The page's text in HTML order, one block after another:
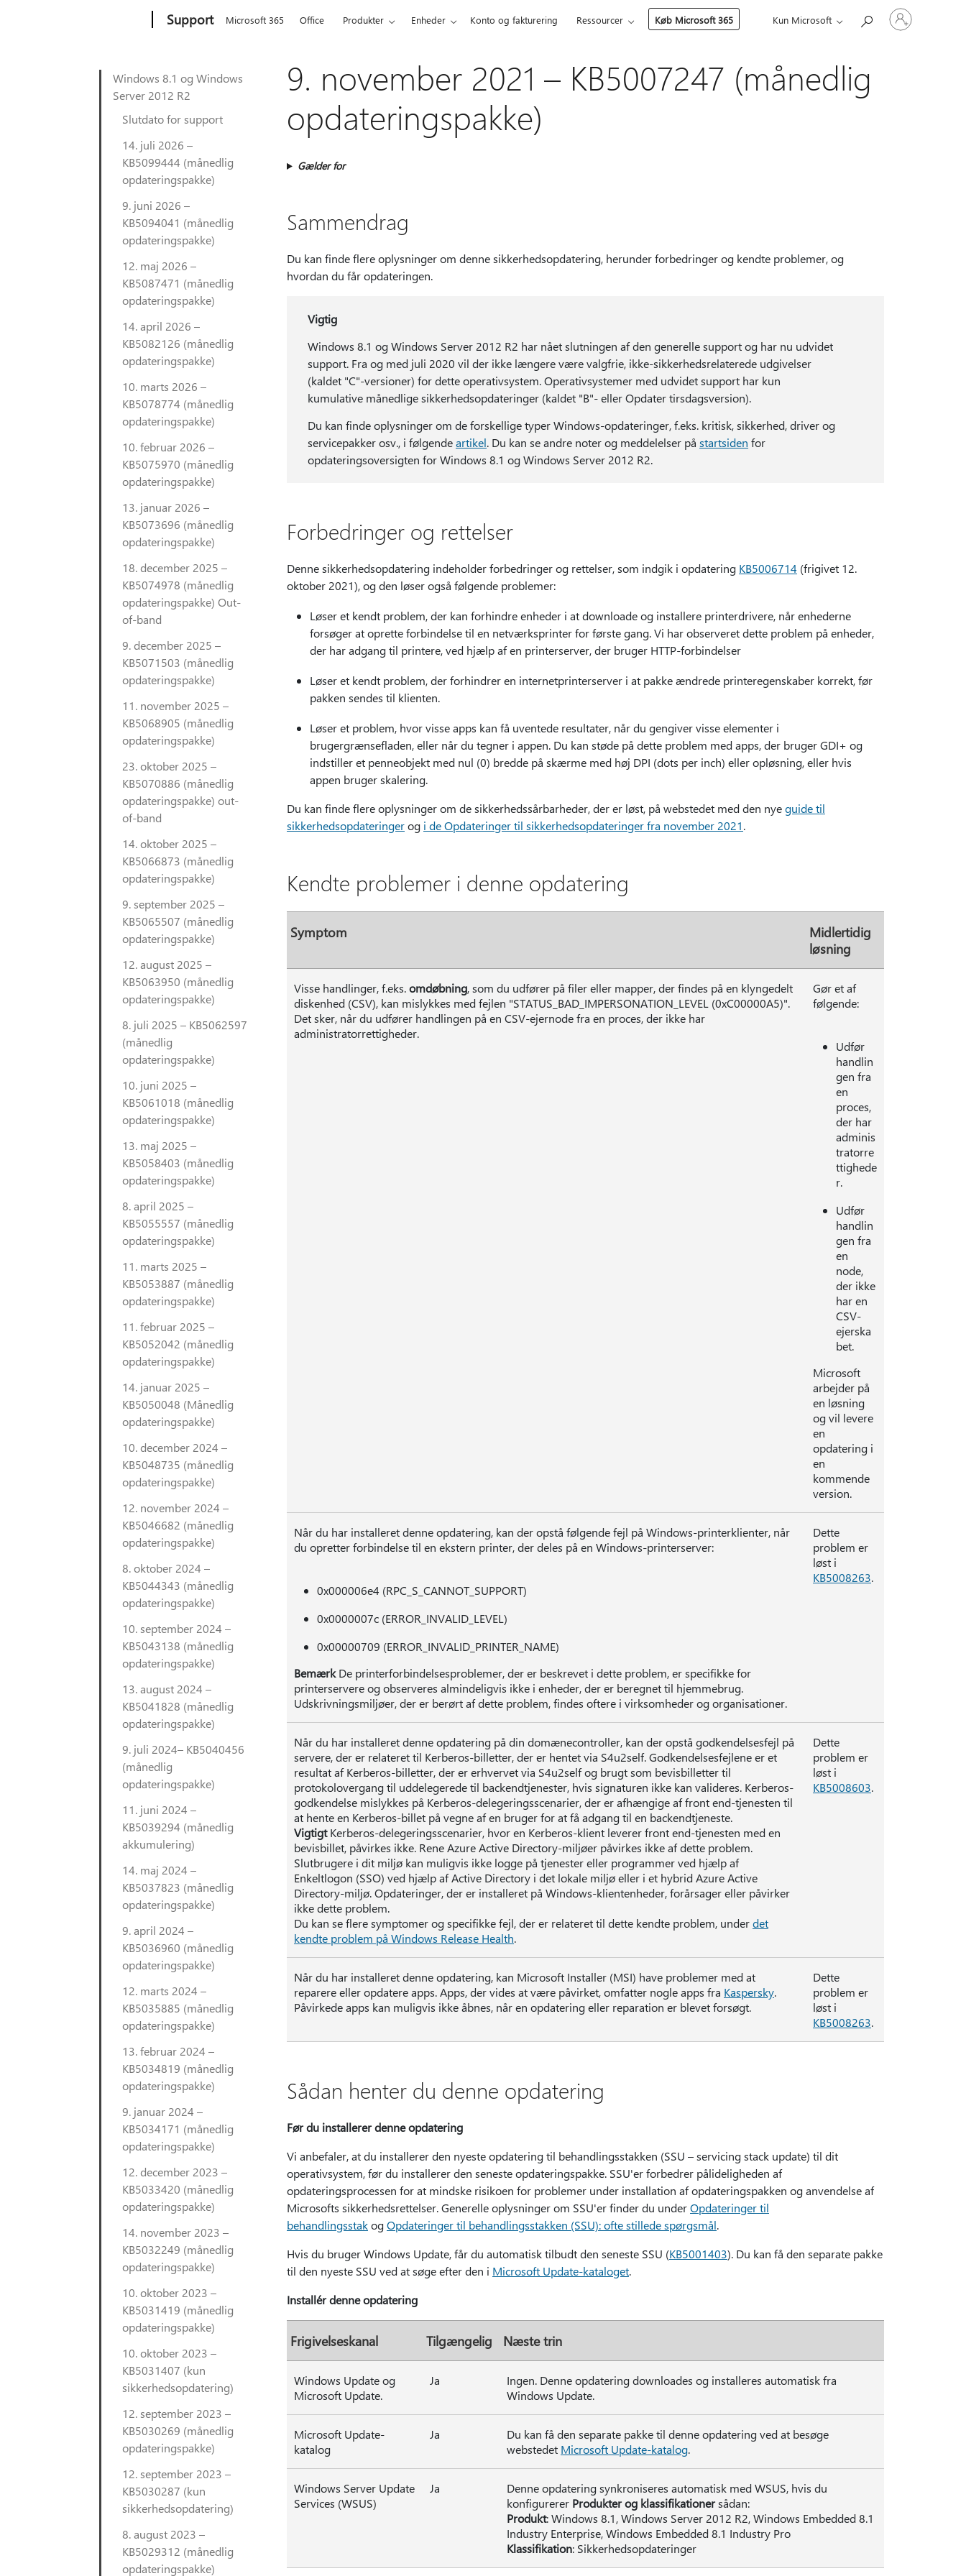
Support Microsoft 365 Office Produkter Enheder Konto og fakturering Ressourcer Køb Microsoft 365 Kun Microsoft
Log
på
din
Windows 8.1 og Windows
Server 2012 R2
Slutdato for support
14. juli 2026 –
KB5099444 (månedlig
opdateringspakke)
9. juni 2026 –
KB5094041 (månedlig
opdateringspakke)
12. maj 2026 –
KB5087471 (månedlig
opdateringspakke)
14. april 2026 –
KB5082126 (månedlig
opdateringspakke)
10. marts 2026 –
KB5078774 (månedlig
opdateringspakke)
10. februar 2026 –
KB5075970 (månedlig
opdateringspakke)
13. januar 2026 –
KB5073696 (månedlig
opdateringspakke)
18. december 2025 –
KB5074978 (månedlig
opdateringspakke) Out-
of-band
9. december 2025 –
KB5071503 (månedlig
opdateringspakke)
11. november 2025 –
KB5068905 (månedlig
opdateringspakke)
23. oktober 2025 –
KB5070886 (månedlig
opdateringspakke) out-
of-band
14. oktober 2025 –
KB5066873 (månedlig
opdateringspakke)
9. september 2025 –
KB5065507 (månedlig
opdateringspakke)
12. august 2025 –
KB5063950 (månedlig
opdateringspakke)
8. juli 2025 – KB5062597
(månedlig
opdateringspakke)
10. juni 2025 –
KB5061018 (månedlig
opdateringspakke)
13. maj 2025 –
KB5058403 (månedlig
opdateringspakke)
8. april 2025 –
KB5055557 (månedlig
opdateringspakke)
11. marts 2025 –
KB5053887 (månedlig
opdateringspakke)
11. februar 2025 –
KB5052042 (månedlig
opdateringspakke)
14. januar 2025 –
KB5050048 (Månedlig
opdateringspakke)
10. december 2024 –
KB5048735 (månedlig
opdateringspakke)
12. november 2024 –
KB5046682 (månedlig
opdateringspakke)
8. oktober 2024 –
KB5044343 (månedlig
opdateringspakke)
10. september 2024 –
KB5043138 (månedlig
opdateringspakke)
13. august 2024 –
KB5041828 (månedlig
opdateringspakke)
9. juli 2024– KB5040456
(månedlig
opdateringspakke)
11. juni 2024 –
KB5039294 (månedlig
akkumulering)
14. maj 2024 –
KB5037823 (månedlig
opdateringspakke)
9. april 2024 –
KB5036960 (månedlig
opdateringspakke)
12. marts 2024 –
KB5035885 (månedlig
opdateringspakke)
13. februar 2024 –
KB5034819 (månedlig
opdateringspakke)
9. januar 2024 –
KB5034171 (månedlig
opdateringspakke)
12. december 2023 –
KB5033420 (månedlig
opdateringspakke)
14. november 2023 –
KB5032249 (månedlig
opdateringspakke)
10. oktober 2023 –
KB5031419 (månedlig
opdateringspakke)
10. oktober 2023 –
KB5031407 (kun
sikkerhedsopdatering)
12. september 2023 –
KB5030269 (månedlig
opdateringspakke)
12. september 2023 –
KB5030287 (kun
sikkerhedsopdatering)
8. august 2023 –
KB5029312 (månedlig
opdateringspakke)
9. november 2021 – KB5007247 (månedlig
opdateringspakke)
Gælder for
Sammendrag
Du kan finde flere oplysninger om denne sikkerhedsopdatering, herunder forbedringer og kendte problemer, og
hvordan du får opdateringen.
Vigtig
Windows 8.1 og Windows Server 2012 R2 har nået slutningen af den generelle support og har nu udvidet
support. Fra og med juli 2020 vil der ikke længere være valgfrie, ikke-sikkerhedsrelaterede udgivelser
(kaldet "C"-versioner) for dette operativsystem. Operativsystemer med udvidet support har kun
kumulative månedlige sikkerhedsopdateringer (kaldet "B"- eller Opdater tirsdagsversion).
Du kan finde oplysninger om de forskellige typer Windows-opdateringer, f.eks. kritisk, sikkerhed, driver og
servicepakker osv., i følgendeartikel. Du kan se andre noter og meddelelser påstartsiden for
opdateringsoversigten for Windows 8.1 og Windows Server 2012 R2.
Forbedringer og rettelser
Denne sikkerhedsopdatering indeholder forbedringer og rettelser, som indgik i opdatering KB5006714 (frigivet 12.
oktober 2021), og den løser også følgende problemer:
Løser et kendt problem, der kan forhindre enheder i at downloade og installere printerdrivere, når enhederne
forsøger at oprette forbindelse til en netværksprinter for første gang. Vi har observeret dette problem på enheder,
der har adgang til printere, ved hjælp af en printerserver, der bruger HTTP-forbindelser
Løser et kendt problem, der forhindrer en internetprinterserver i at pakke ændrede printeregenskaber korrekt, før
pakken sendes til klienten.
Løser et problem, hvor visse apps kan få uventede resultater, når du gengiver visse elementer i
brugergrænsefladen, eller når du tegner i appen. Du kan støde på dette problem med apps, der bruger GDI+ og
indstiller et penneobjekt med nul (0) bredde på skærme med høj DPI (dots per inch) eller opløsning, eller hvis
appen bruger skalering.
Du kan finde flere oplysninger om de sikkerhedssårbarheder, der er løst, på webstedet med den nyeguide til
sikkerhedsopdateringerog i de Opdateringer til sikkerhedsopdateringer fra november 2021.
Kendte problemer i denne opdatering
Symptom
Midlertidig
løsning
Visse handlinger, f.eks.omdøbning, som du udfører på filer eller mapper, der findes på en klyngedelt
diskenhed (CSV), kan mislykkes med fejlen "STATUS_BAD_IMPERSONATION_LEVEL (0xC00000A5)".
Det sker, når du udfører handlingen på en CSV-ejernode fra en proces, der ikke har
administratorrettigheder.
Gør et af
følgende:
Udfør
handlin
gen fra
en
proces,
der har
adminis
tratorre
ttighede
r.
Udfør
handlin
gen fra
en
node,
der ikke
har en
CSV-
ejerska
bet.
Microsoft
arbejder på
en løsning
og vil levere
en
opdatering i
en
kommende
version.
Når du har installeret denne opdatering, kan der opstå følgende fejl på Windows-printerklienter, når
du opretter forbindelse til en ekstern printer, der deles på en Windows-printerserver:
0x000006e4 (RPC_S_CANNOT_SUPPORT)
0x0000007c (ERROR_INVALID_LEVEL)
0x00000709 (ERROR_INVALID_PRINTER_NAME)
BemærkDe printerforbindelsesproblemer, der er beskrevet i dette problem, er specifikke for
printerservere og observeres almindeligvis ikke i enheder, der er beregnet til hjemmebrug.
Udskrivningsmiljøer, der er berørt af dette problem, findes oftere i virksomheder og organisationer.
Dette
problem er
løst i
KB5008263.
Når du har installeret denne opdatering på din domænecontroller, kan der opstå godkendelsesfejl på
servere, der er relateret til Kerberos-billetter, der er hentet via S4u2self. Godkendelsesfejlene er et
resultat af Kerberos-billetter, der er erhvervet via S4u2self og brugt som bevisbilletter til
protokolovergang til uddelegerede til backendtjenester, hvis signaturen ikke kan valideres. Kerberos-
godkendelse mislykkes på Kerberos-delegeringsscenarier, der er afhængige af front end-tjenesten til
at hente en Kerberos-billet på vegne af en bruger for at få adgang til en backendtjeneste.
VigtigtKerberos-delegeringsscenarier, hvor en Kerberos-klient leverer front end-tjenesten med en
bevisbillet, påvirkes ikke. Rene Azure Active Directory-miljøer påvirkes ikke af dette problem.
Slutbrugere i dit miljø kan muligvis ikke logge på tjenester eller programmer ved hjælp af
Enkeltlogon (SSO) ved hjælp af Active Directory i det lokale miljø eller i et hybrid Azure Active
Directory-miljø. Opdateringer, der er installeret på Windows-klientenheder, forårsager eller påvirker
ikke dette problem.
Du kan se flere symptomer og specifikke fejl, der er relateret til dette kendte problem, underdet
kendte problem på Windows Release Health.
Dette
problem er
løst i
KB5008603.
Når du har installeret denne opdatering, kan Microsoft Installer (MSI) have problemer med at
reparere eller opdatere apps. Apps, der vides at være påvirket, omfatter nogle apps fra Kaspersky.
Påvirkede apps kan muligvis ikke åbnes, når en opdatering eller reparation er blevet forsøgt.
Dette
problem er
løst i
KB5008263.
Sådan henter du denne opdatering
Før du installerer denne opdatering
Vi anbefaler, at du installerer den nyeste opdatering til behandlingsstakken (SSU – servicing stack update) til dit
operativsystem, før du installerer den seneste opdateringspakke. SSU'er forbedrer pålideligheden af
opdateringsprocessen for at mindske risikoen for problemer under installation af opdateringspakken og anvendelse af
Microsofts sikkerhedsrettelser. Generelle oplysninger om SSU'er finder du underOpdateringer til
behandlingsstakogOpdateringer til behandlingsstakken (SSU): ofte stillede spørgsmål.
Hvis du bruger Windows Update, får du automatisk tilbudt den seneste SSU (KB5001403). Du kan få den separate pakke
til den nyeste SSU ved at søge efter den i Microsoft Update-kataloget.
Installér denne opdatering
Frigivelseskanal Tilgængelig Næste trin
Windows Update og
Microsoft Update.
Ja
Ingen. Denne opdatering downloades og installeres automatisk fra
Windows Update.
Microsoft Update-
katalog
Ja
Du kan få den separate pakke til denne opdatering ved at besøge
webstedet Microsoft Update-katalog.
Windows Server Update
Services (WSUS)
Ja
Denne opdatering synkroniseres automatisk med WSUS, hvis du
konfigurerer Produkter og klassifikationersådan:
Produkt: Windows 8.1, Windows Server 2012 R2, Windows Embedded 8.1
Industry Enterprise, Windows Embedded 8.1 Industry Pro
Klassifikation: Sikkerhedsopdateringer